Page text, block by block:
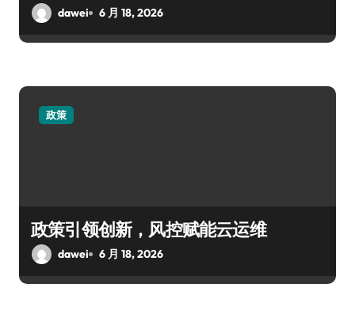
dawei 6 月 18, 2026
政策
政策引领创新，风控赋能云运维
dawei 6 月 18, 2026